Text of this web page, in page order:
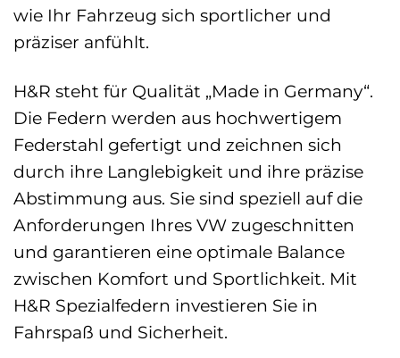
wie Ihr Fahrzeug sich sportlicher und
präziser anfühlt.
H&R steht für Qualität „Made in Germany“.
Die Federn werden aus hochwertigem
Federstahl gefertigt und zeichnen sich
durch ihre Langlebigkeit und ihre präzise
Abstimmung aus. Sie sind speziell auf die
Anforderungen Ihres VW zugeschnitten
und garantieren eine optimale Balance
zwischen Komfort und Sportlichkeit. Mit
H&R Spezialfedern investieren Sie in
Fahrspaß und Sicherheit.